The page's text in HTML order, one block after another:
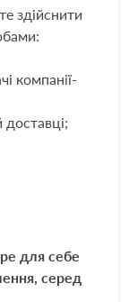
55
здійснити
компанії-
доставці;
для себе
серед